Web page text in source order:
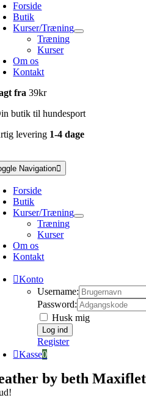
Forside
Butik
Kurser/Træning
Træning
Kurser
Om os
Kontakt
fra39kr
butik til hundesport
levering 1-4 dage
Navigation
Forside
Butik
Kurser/Træning
Træning
Kurser
Om os
Kontakt
Konto
Username:
Password:
Husk mig
Register
Kasse0
by beth